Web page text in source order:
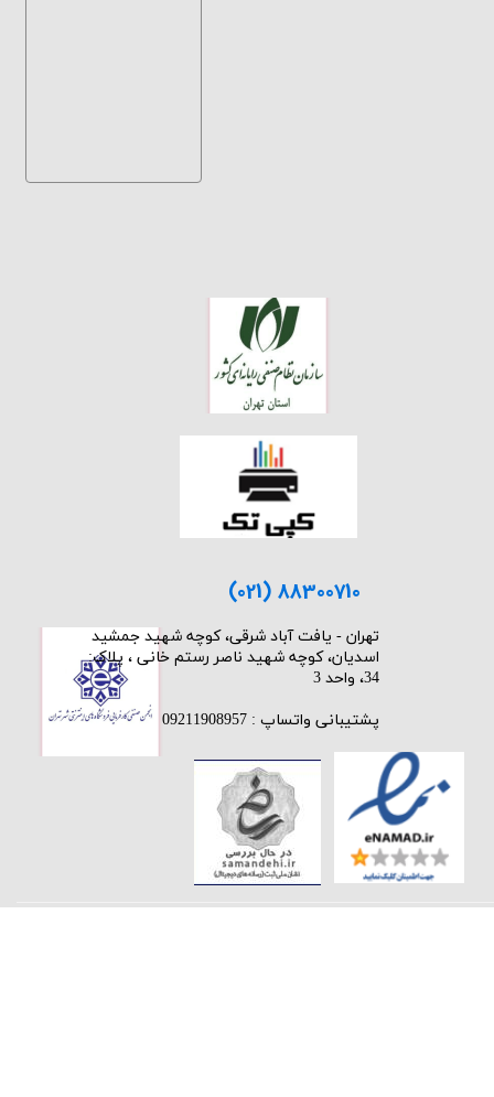
(021) 88300710
​تهران - یافت آباد شرقی، کوچه شهید جمشید
اسدیان، کوچه شهید ناصر رستم خانی ، پلاک:
34، واحد 3
پشتیبانی واتساپ : 09211908957